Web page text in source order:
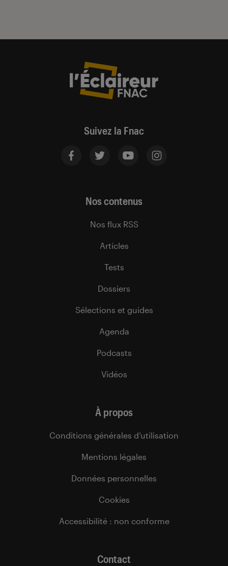
Suivez la Fnac
Nos contenus
Nos flux RSS
Articles
Tests
Dossiers
Sélections et guides
Agenda
Podcasts
Vidéos
À propos
Conditions générales d’utilisation
Mentions légales
Données personnelles
Cookies
Accessibilité : non conforme
Contact